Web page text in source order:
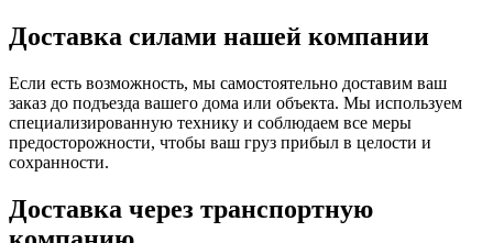
Доставка силами нашей компании
Если есть возможность, мы самостоятельно доставим ваш
заказ до подъезда вашего дома или объекта. Мы используем
специализированную технику и соблюдаем все меры
предосторожности, чтобы ваш груз прибыл в целости и
сохранности.
Доставка через транспортную